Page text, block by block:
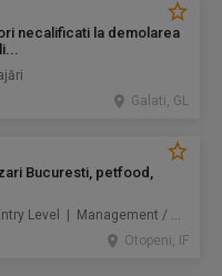
necalificati la demolarea
Galati, GL
Bucuresti, petfood,
Full time | Junior/Entry Level | Management / Vânzări
Otopeni, IF